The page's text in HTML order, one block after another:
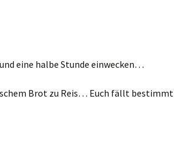
eine halbe Stunde einwecken…
Brot zu Reis… Euch fällt bestimmt